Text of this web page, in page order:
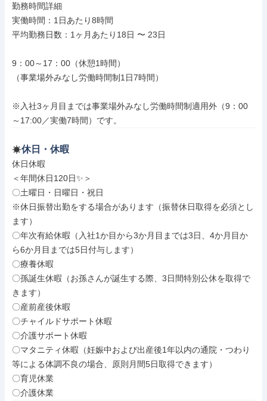
勤務時間詳細
実働時間：1日あたり8時間
平均勤務日数：1ヶ月あたり18日 〜 23日
9：00～17：00（休憩1時間）
（事業場外みなし労働時間制1日7時間）
※入社3ヶ月目までは事業場外みなし労働時間制適用外（9：00
～17:00／実働7時間）です。
休日・休暇
休日休暇
＜年間休日120日✨＞
〇土曜日・日曜日・祝日
※休日振替出勤をする場合があります（振替休日取得を必須とし
ます）
〇年次有給休暇（入社1か目から3か月目までは3日、4か月目か
ら6か月目までは5日付与します）
〇療養休暇
〇孫誕生休暇（お孫さんが誕生する際、3日間特別公休を取得で
きます）
〇産前産後休暇
〇チャイルドサポート休暇
〇介護サポート休暇
〇マタニティ休暇（妊娠中および出産後1年以内の通院・つわり
等による体調不良の場合、原則月間5日取得できます）
〇育児休業
〇介護休業